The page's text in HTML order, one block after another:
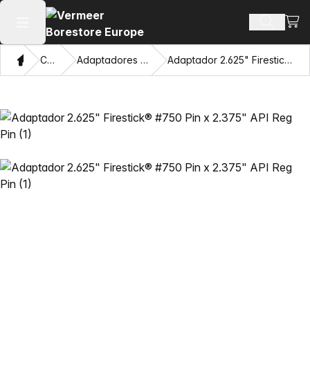
Abrir menú principal Buscar
Ver
Hogar
Catálogo Adaptadores y ojos de extracción Adaptador 2.625" Firestick® #750 Pin x 2.375" API Reg Pin